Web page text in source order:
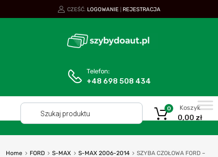
CZEŚĆ. LOGOWANIE REJESTRACJA
Telefon:
+48 698 508 434
Koszyk
0,00 zł
0
Home FORD S-MAX S-MAX 2006-2014
SZYBA CZOŁOWA FORD –